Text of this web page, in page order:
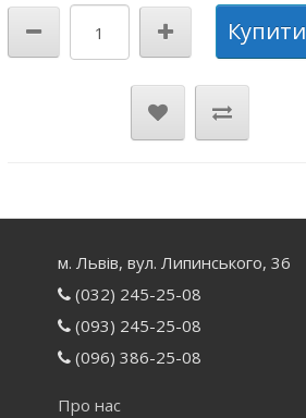
Купити
м. Львів, вул. Липинського, 36
(032) 245-25-08
(093) 245-25-08
(096) 386-25-08
Про нас